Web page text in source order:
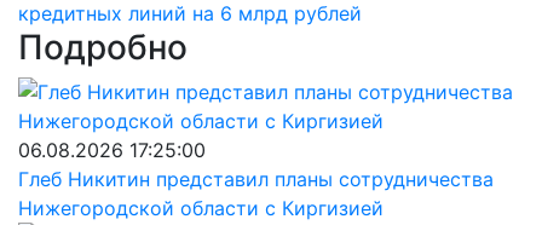
кредитных линий на 6 млрд рублей
Подробно
06.08.2026 17:25:00
Глеб Никитин представил планы сотрудничества
Нижегородской области с Киргизией